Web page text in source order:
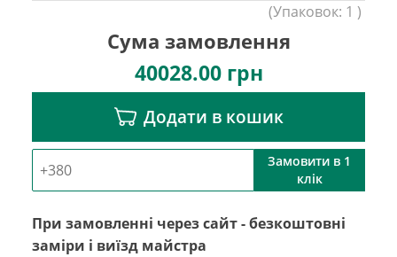
(Упаковок: 1 )
Сума замовлення
40028.00грн
Додати в кошик
Замовити в 1
клік
При замовленні через сайт - безкоштовні
заміри і виїзд майстра